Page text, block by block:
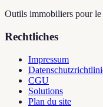
Outils immobiliers pour
Rechtliches
Impressum
CGU
Solutions
Plan du site